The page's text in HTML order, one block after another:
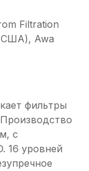
Filtration
Awa
фильтры
с
16 уровней